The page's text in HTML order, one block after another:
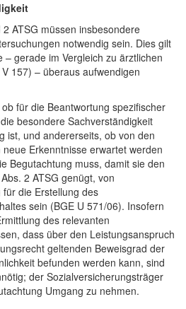
ATSG müssen insbesondere
notwendig sein. Dies gilt
gerade im Vergleich zu ärztlichen
157) – überaus aufwendigen
für die Beantwortung spezifischer
besondere Sachverständigkeit
ist, und andererseits, ob von den
Erkenntnisse erwartet werden
Begutachtung muss, damit sie den
2 ATSG genügt, von
die Erstellung des
sein (BGE U 571/06). Insofern
des relevanten
dass über den Leistungsanspruch
geltenden Beweisgrad der
befunden werden kann, sind
der Sozialversicherungsträger
Umgang zu nehmen.